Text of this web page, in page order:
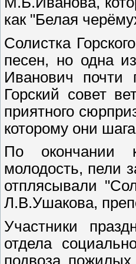
как "Белая
Солистка
песен, но одна
Иванович почти
Горский совет
приятного
которому они
По окончании
молодость, пели
отплясывали
Л.В.Ушакова,
Участники
отдела
подвоза